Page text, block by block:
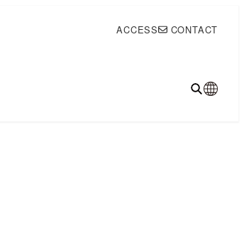
ACCESS CONTACT